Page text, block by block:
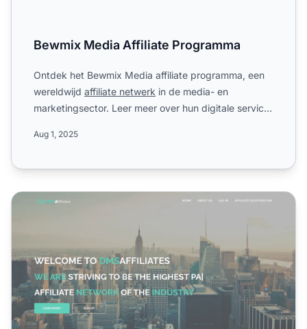
Bewmix Media Affiliate Programma
Ontdek het Bewmix Media affiliate programma, een
wereldwijd affiliate netwerk in de media- en
marketingsector. Leer meer over hun digitale service-
Aug 1, 2025
DMSAffiliates Affiliateprogramma